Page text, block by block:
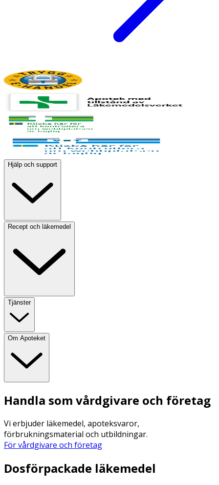
Hjälp och support
Recept och läkemedel
Tjänster
Om Apoteket
Handla som vårdgivare och företag
Vi erbjuder läkemedel, apoteksvaror,
förbrukningsmaterial och utbildningar.
För vårdgivare och företag
Dosförpackade läkemedel